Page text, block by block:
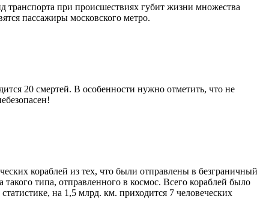
транспорта при происшествиях губит жизни множества
пассажиры московского метро.
20 смертей. В особенности нужно отметить, что не
кораблей из тех, что были отправлены в безграничный
типа, отправленного в космос. Всего кораблей было
на 1,5 млрд. км. приходится 7 человеческих